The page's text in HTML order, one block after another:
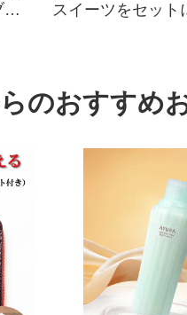
スイーツをセット
のおすすめ